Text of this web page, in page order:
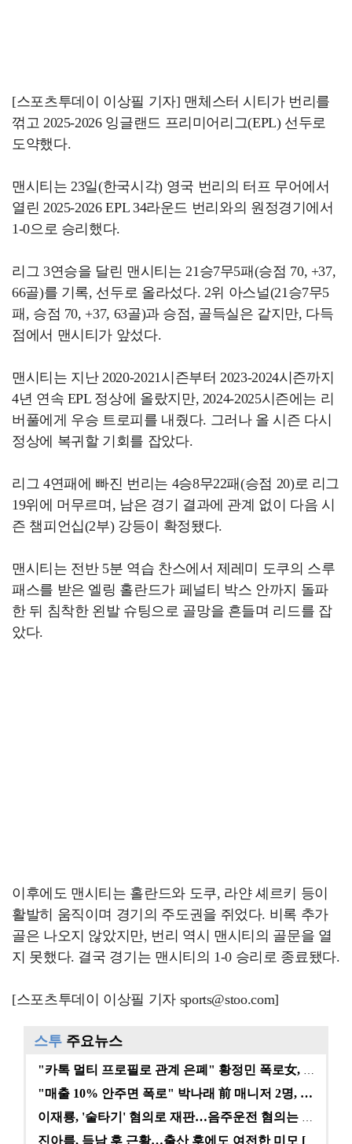
[스포츠투데이 이상필 기자] 맨체스터 시티가 번리를
꺾고 2025-2026 잉글랜드 프리미어리그(EPL) 선두로
도약했다.
맨시티는 23일(한국시각) 영국 번리의 터프 무어에서
열린 2025-2026 EPL 34라운드 번리와의 원정경기에서
1-0으로 승리했다.
리그 3연승을 달린 맨시티는 21승7무5패(승점 70, +37,
66골)를 기록, 선두로 올라섰다. 2위 아스널(21승7무5
패, 승점 70, +37, 63골)과 승점, 골득실은 같지만, 다득
점에서 맨시티가 앞섰다.
맨시티는 지난 2020-2021시즌부터 2023-2024시즌까지
4년 연속 EPL 정상에 올랐지만, 2024-2025시즌에는 리
버풀에게 우승 트로피를 내줬다. 그러나 올 시즌 다시
정상에 복귀할 기회를 잡았다.
리그 4연패에 빠진 번리는 4승8무22패(승점 20)로 리그
19위에 머무르며, 남은 경기 결과에 관계 없이 다음 시
즌 챔피언십(2부) 강등이 확정됐다.
맨시티는 전반 5분 역습 찬스에서 제레미 도쿠의 스루
패스를 받은 엘링 홀란드가 페널티 박스 안까지 돌파
한 뒤 침착한 왼발 슈팅으로 골망을 흔들며 리드를 잡
았다.
이후에도 맨시티는 홀란드와 도쿠, 라얀 셰르키 등이
활발히 움직이며 경기의 주도권을 쥐었다. 비록 추가
골은 나오지 않았지만, 번리 역시 맨시티의 골문을 열
지 못했다. 결국 경기는 맨시티의 1-0 승리로 종료됐다.
[스포츠투데이 이상필 기자 sports@stoo.com]
스투 주요뉴스
"카톡 멀티 프로필로 관계 은폐" 황정민 폭로女, 문자…
"매출 10% 안주면 폭로" 박나래 前 매니저 2명, …
이재룡, '술타기' 혐의로 재판…음주운전 혐의는 미적용…